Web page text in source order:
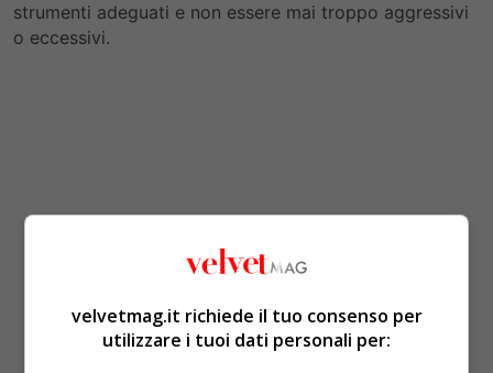
strumenti adeguati e non essere mai troppo aggressivi
o eccessivi.
velvetmag.it richiede il tuo consenso per
utilizzare i tuoi dati personali per: